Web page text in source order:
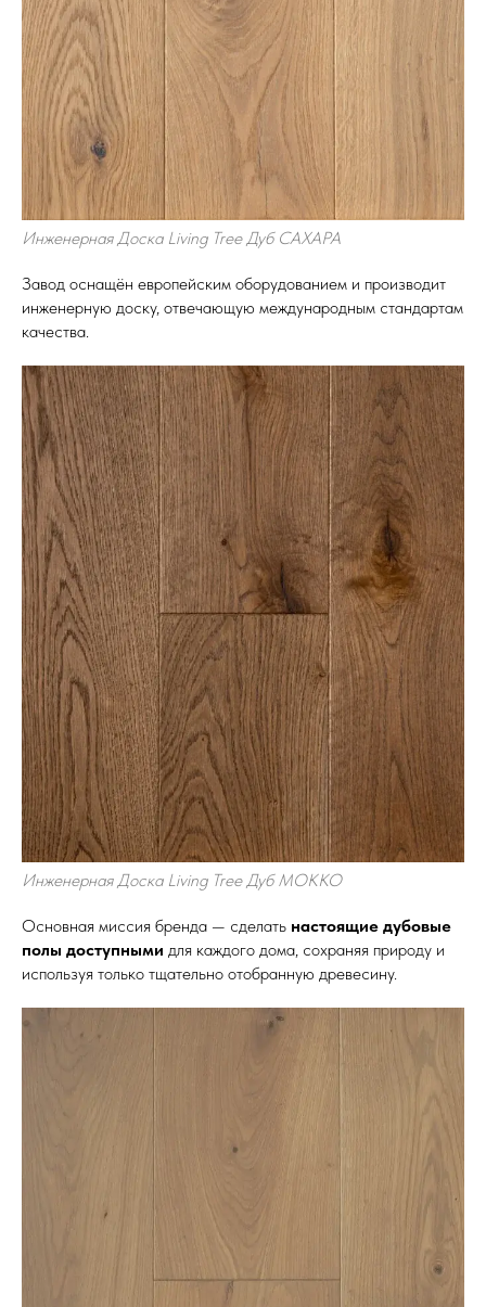
Инженерная Доска Living Tree Дуб САХАРА
Завод оснащён европейским оборудованием и производит
инженерную доску, отвечающую международным стандартам
качества.
Инженерная Доска Living Tree Дуб МОККО
Основная миссия бренда — сделать настоящие дубовые
полы доступными для каждого дома, сохраняя природу и
используя только тщательно отобранную древесину.